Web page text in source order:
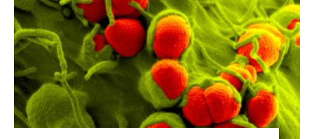
2025. 12. 23. • HÍREK ,PREP ,VEZETŐ
Új célcsoportok és egyszerűbb
ellátás az európai PrEP-
klinikákon